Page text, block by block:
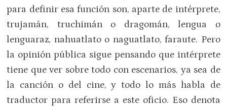
para definir esa función son, aparte de intérprete,
trujamán, truchimán o dragomán, lengua o
lenguaraz, nahuatlato o naguatlato, faraute. Pero
la opinión pública sigue pensando que intérprete
tiene que ver sobre todo con escenarios, ya sea de
la canción o del cine, y todo lo más habla de
traductor para referirse a este oficio. Eso denota